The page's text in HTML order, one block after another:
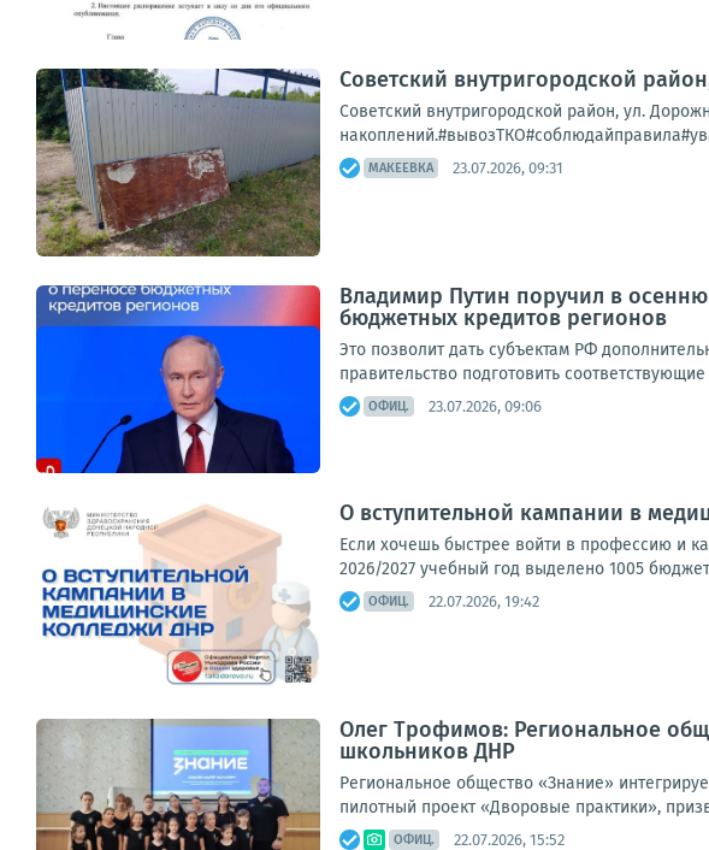
Советский внутригородской
Советский внутригородской район, ул.
МАКЕЕВКА 23.07.2026, 09:31
Владимир Путин поручил в
бюджетных кредитов регионов
Это позволит дать субъектам РФ
правительство подготовить
ОФИЦ. 23.07.2026, 09:06
О вступительной кампании в
Если хочешь быстрее войти в профессию и
2026/2027 учебный год выделено 1005
ОФИЦ. 22.07.2026, 19:42
Олег Трофимов: Региональное
школьников ДНР
Региональное общество «Знание»
пилотный проект «Дворовые практики»,
ОФИЦ. 22.07.2026, 15:52